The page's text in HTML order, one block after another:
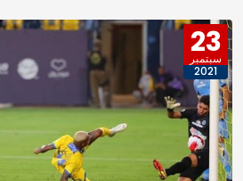
23
سبتمبر
2021